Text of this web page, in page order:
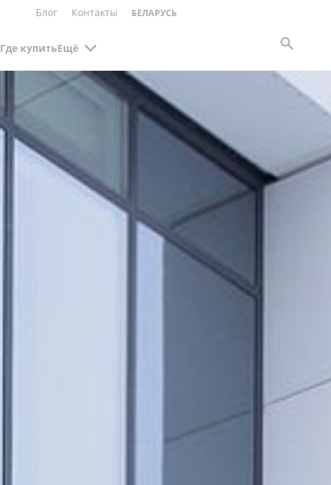
Блог Контакты БЕЛАРУСЬ
Где купитьЕщё